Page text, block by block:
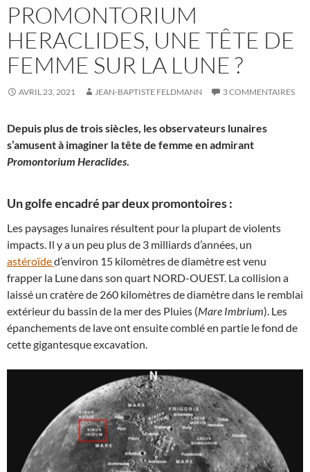
PROMONTORIUM
HERACLIDES, UNE TÊTE DE
FEMME SUR LA LUNE ?
AVRIL 23, 2021 JEAN-BAPTISTE FELDMANN 3 COMMENTAIRES
Depuis plus de trois siècles, les observateurs lunaires
s’amusent à imaginer la tête de femme en admirant
Promontorium Heraclides.
Un golfe encadré par deux promontoires :
Les paysages lunaires résultent pour la plupart de violents
impacts. Il y a un peu plus de 3 milliards d’années, un
astéroïded’environ 15 kilomètres de diamètre est venu
frapper la Lune dans son quart NORD-OUEST. La collision a
laissé un cratère de 260 kilomètres de diamètre dans le remblai
extérieur du bassin de la mer des Pluies (Mare Imbrium). Les
épanchements de lave ont ensuite comblé en partie le fond de
cette gigantesque excavation.